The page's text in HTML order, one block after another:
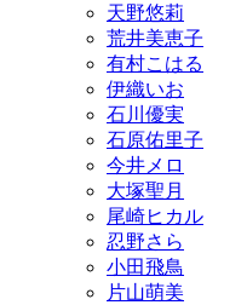
天野悠莉
荒井美恵子
有村こはる
伊織いお
石川優実
石原佑里子
今井メロ
大塚聖月
尾崎ヒカル
忍野さら
小田飛鳥
片山萌美